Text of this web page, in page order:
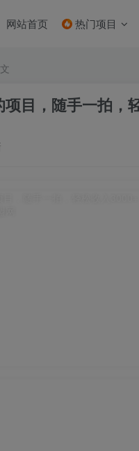
网站首页 热门项目
目，随手一拍，